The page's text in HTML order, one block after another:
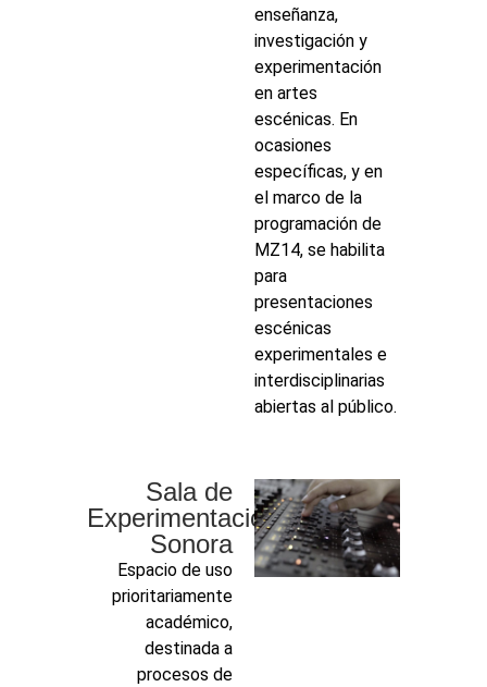
enseñanza,
investigación y
experimentación
en artes
escénicas. En
ocasiones
específicas, y en
el marco de la
programación de
MZ14, se habilita
para
presentaciones
escénicas
experimentales e
interdisciplinarias
abiertas al público.
Sala de
Experimentación
Sonora
Espacio de uso
prioritariamente
académico,
destinada a
procesos de